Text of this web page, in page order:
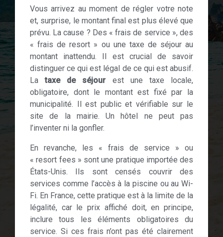
Vous arrivez au moment de régler votre note
et, surprise, le montant final est plus élevé que
prévu. La cause ? Des « frais de service », des
« frais de resort » ou une taxe de séjour au
montant inattendu. Il est crucial de savoir
distinguer ce qui est légal de ce qui est abusif.
Lataxe de séjourest une taxe locale,
obligatoire, dont le montant est fixé par la
municipalité. Il est public et vérifiable sur le
site de la mairie. Un hôtel ne peut pas
l’inventer ni la gonfler.
En revanche, les « frais de service » ou
« resort fees » sont une pratique importée des
États-Unis. Ils sont censés couvrir des
services comme l’accès à la piscine ou au Wi-
Fi. En France, cette pratique est à la limite de la
légalité, car le prix affiché doit, en principe,
inclure tous les éléments obligatoires du
service. Si ces frais n’ont pas été clairement